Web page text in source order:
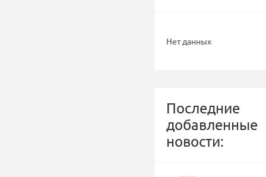
Нет данных
Последние
добавленные
новости: